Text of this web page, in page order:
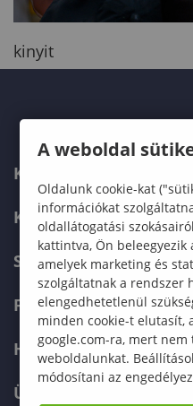
kinyit
KAPCSOLAT
KÉPZÉSKERESŐ
SZERVEZETI FELÉPÍTÉS
FELVÉTELIZŐKNEK
HALLGATÓKNAK
ÜZLETI PARTNEREKNEK
A weboldal
Oldalunk cookie-kat
információkat
oldallátogatási
kattintva, Ön beleegyezik
amelyek marketing és
szolgáltatnak a rendszer
elengedhetetlenül
minden cookie-t elutasít,
google.com-ra, mert
weboldalunkat.
módosítani az